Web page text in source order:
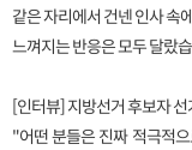
같은 자리에서 건넨 인사 속
느껴지는 반응은 모두 달랐
[인터뷰] 지방선거 후보자
"어떤 분들은 진짜 적극적